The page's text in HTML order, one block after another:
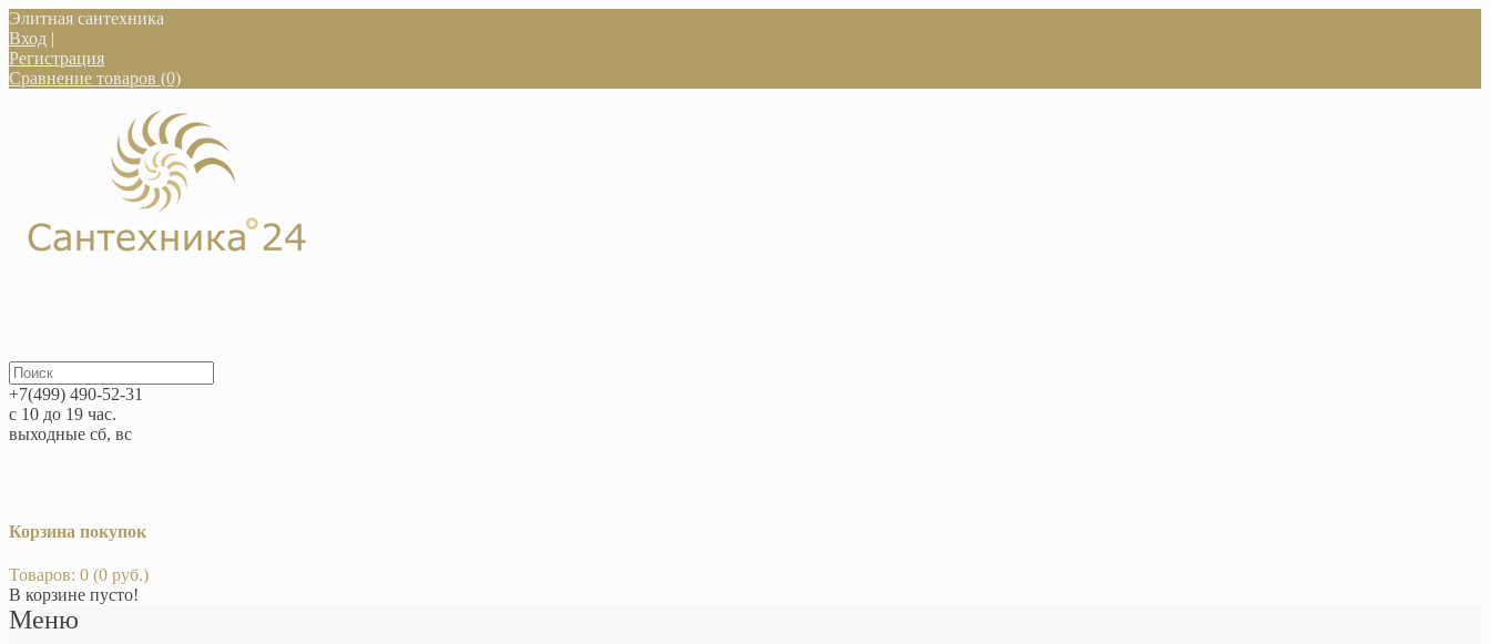
Элитная сантехника
Вход |
Регистрация
Сравнение товаров (0)
+7(499) 490-52-31
с 10 до 19 час.
выходные сб, вс
Корзина покупок
Товаров: 0 (0 руб.)
В корзине пусто!
Меню